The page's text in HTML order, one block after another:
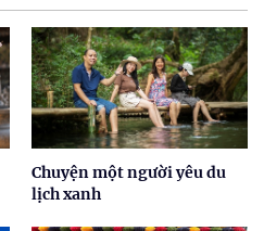
Chuyện một người yêu du
lịch xanh